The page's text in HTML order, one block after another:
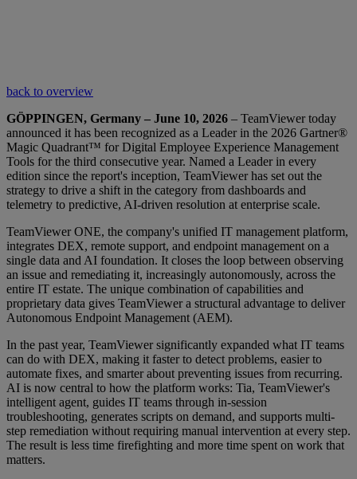
back to overview
GÖPPINGEN, Germany – June 10, 2026 – TeamViewer today
announced it has been recognized as a Leader in the 2026 Gartner®
Magic Quadrant™ for Digital Employee Experience Management
Tools for the third consecutive year. Named a Leader in every
edition since the report's inception, TeamViewer has set out the
strategy to drive a shift in the category from dashboards and
telemetry to predictive, AI-driven resolution at enterprise scale.
TeamViewer ONE, the company's unified IT management platform,
integrates DEX, remote support, and endpoint management on a
single data and AI foundation. It closes the loop between observing
an issue and remediating it, increasingly autonomously, across the
entire IT estate. The unique combination of capabilities and
proprietary data gives TeamViewer a structural advantage to deliver
Autonomous Endpoint Management (AEM).
In the past year, TeamViewer significantly expanded what IT teams
can do with DEX, making it faster to detect problems, easier to
automate fixes, and smarter about preventing issues from recurring.
AI is now central to how the platform works: Tia, TeamViewer's
intelligent agent, guides IT teams through in-session
troubleshooting, generates scripts on demand, and supports multi-
step remediation without requiring manual intervention at every step.
The result is less time firefighting and more time spent on work that
matters.